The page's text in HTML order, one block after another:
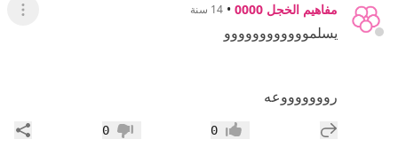
مفاهيم الخجل 0000 • 14 سنة عرض
يسلموووووووووووو
روووووووعه
إضافة رد جديد إعجاب0 عدم إعجاب
0